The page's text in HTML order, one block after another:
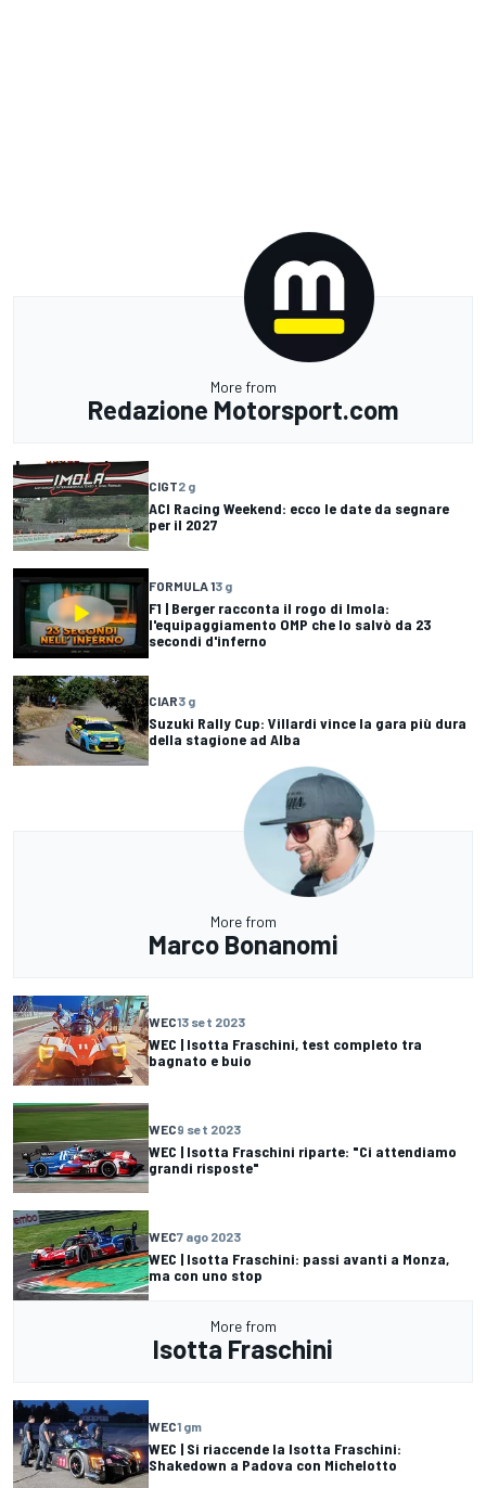
More from
Redazione Motorsport.com
CIGT2 g
ACI Racing Weekend: ecco le date da segnare
per il 2027
FORMULA 13 g
F1 | Berger racconta il rogo di Imola:
l'equipaggiamento OMP che lo salvò da 23
secondi d'inferno
CIAR3 g
Suzuki Rally Cup: Villardi vince la gara più dura
della stagione ad Alba
More from
Marco Bonanomi
WEC13 set 2023
WEC | Isotta Fraschini, test completo tra
bagnato e buio
WEC9 set 2023
WEC | Isotta Fraschini riparte: "Ci attendiamo
grandi risposte"
WEC7 ago 2023
WEC | Isotta Fraschini: passi avanti a Monza,
ma con uno stop
More from
Isotta Fraschini
WEC1 gm
WEC | Si riaccende la Isotta Fraschini:
Shakedown a Padova con Michelotto